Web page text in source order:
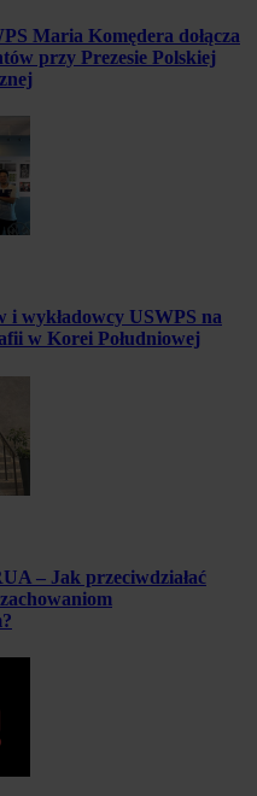
Maria Komędera dołącza
przy Prezesie Polskiej
i wykładowcy USWPS na
w Korei Południowej
– Jak przeciwdziałać